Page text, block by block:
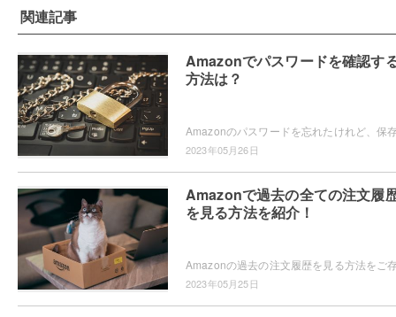
関連記事
Amazonでパスワードを確認す
方法は？
2023年05月26日
Amazonで過去の全ての注文履
を見る方法を紹介！
2023年05月25日